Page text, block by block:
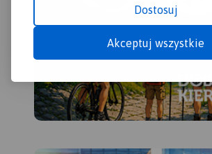
Dostosuj
Akceptuj wszystkie